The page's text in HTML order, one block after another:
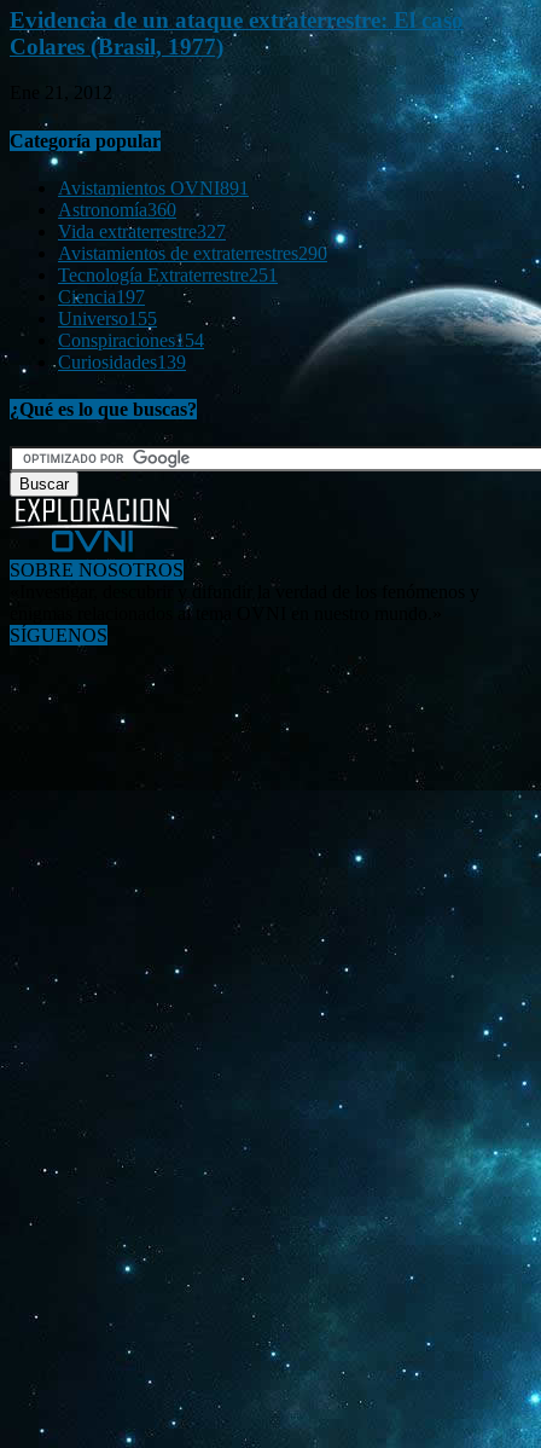
Evidencia de un ataque extraterrestre: El caso
Colares (Brasil, 1977)
Ene 21, 2012
Categoría popular
Avistamientos OVNI891
Astronomía360
Vida extraterrestre327
Avistamientos de extraterrestres290
Tecnología Extraterrestre251
Ciencia197
Universo155
Conspiraciones154
Curiosidades139
¿Qué es lo que buscas?
SOBRE NOSOTROS
«Investigar, descubrir y difundir la verdad de los fenómenos y
enigmas relacionados al tema OVNI en nuestro mundo.»
SÍGUENOS